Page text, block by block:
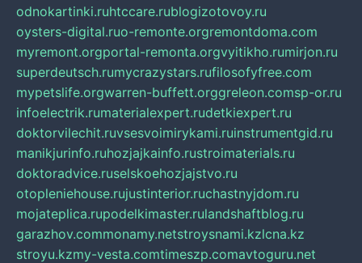
odnokartinki.ruhtccare.rublogizotovoy.ru
oysters-digital.ruo-remonte.orgremontdoma.com
myremont.orgportal-remonta.orgvyitikho.rumirjon.ru
superdeutsch.rumycrazystars.rufilosofyfree.com
mypetslife.orgwarren-buffett.orggreleon.comsp-or.ru
infoelectrik.rumaterialexpert.rudetkiexpert.ru
doktorvilechit.ruvsesvoimirykami.ruinstrumentgid.ru
manikjurinfo.ruhozjajkainfo.rustroimaterials.ru
doktoradvice.ruselskoehozjajstvo.ru
otopleniehouse.rujustinterior.ruchastnyjdom.ru
mojateplica.rupodelkimaster.rulandshaftblog.ru
garazhov.commonamy.netstroysnami.kzlcna.kz
stroyu.kzmy-vesta.comtimeszp.comavtoguru.net